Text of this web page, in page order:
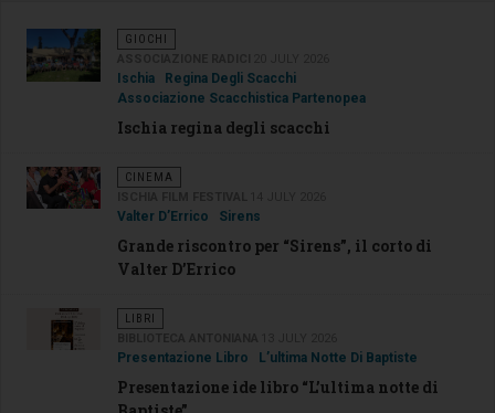
GIOCHI
Ischia
Regina Degli Scacchi
Associazione Scacchistica Partenopea
Ischia regina degli scacchi
CINEMA
Valter D’Errico Sirens
Grande riscontro per “Sirens”, il corto di
Valter D’Errico
LIBRI
Presentazione Libro L’ultima Notte Di Baptiste
Presentazione ide libro “L’ultima notte di